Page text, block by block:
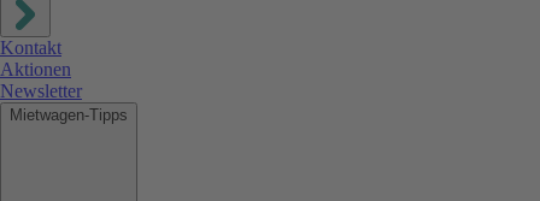
Kontakt
Aktionen
Newsletter
Mietwagen-Tipps